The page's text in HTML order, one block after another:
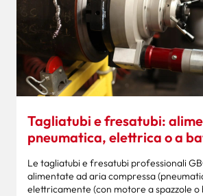
Tagliatubi e fresatubi:
pneumatica, elettrica o a
Le tagliatubi e fresatubi professionali
alimentate ad aria compressa
elettricamente (con motore a spazzole o